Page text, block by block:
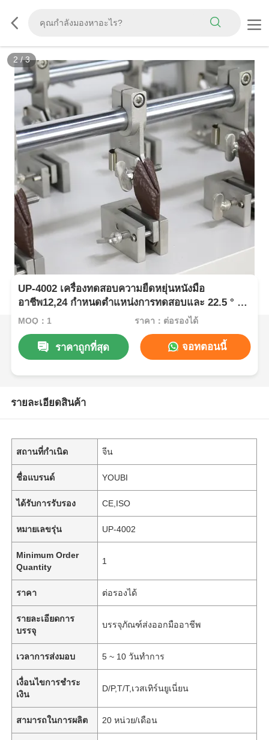
2 /3
UP-4002 เครื่องทดสอบความยืดหยุ่นหนังมือ
อาชีพ12,24 กําหนดตําแหน่งการทดสอบและ 22.5 ° ±
0.5 ° มุมบิดสําหรับ 70 ± 5 x 45 ± 5 มม ตัวอย่าง
MOQ：1 ราคา：ต่อรองได้
ราคาถูกที่สุด จอทตอนนี้
รายละเอียดสินค้า
สถานที่กำเนิด จีน
ชื่อแบรนด์ YOUBI
ได้รับการรับรอง CE,ISO
หมายเลขรุ่น UP-4002
Minimum Order
Quantity
1
ราคา ต่อรองได้
รายละเอียดการ
บรรจุ
บรรจุภัณฑ์ส่งออกมืออาชีพ
เวลาการส่งมอบ 5 ~ 10 วันทำการ
เงื่อนไขการชำระ
เงิน
D/P,T/T,เวสเทิร์นยูเนี่ยน
สามารถในการผลิต 20 หน่วย/เดือน